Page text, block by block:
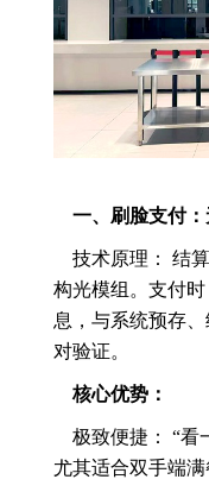
一、刷脸支付
技术原理： 结
构光模组。支付
息，与系统预存
对验证。
核心优势：
极致便捷： “看
尤其适合双手端满